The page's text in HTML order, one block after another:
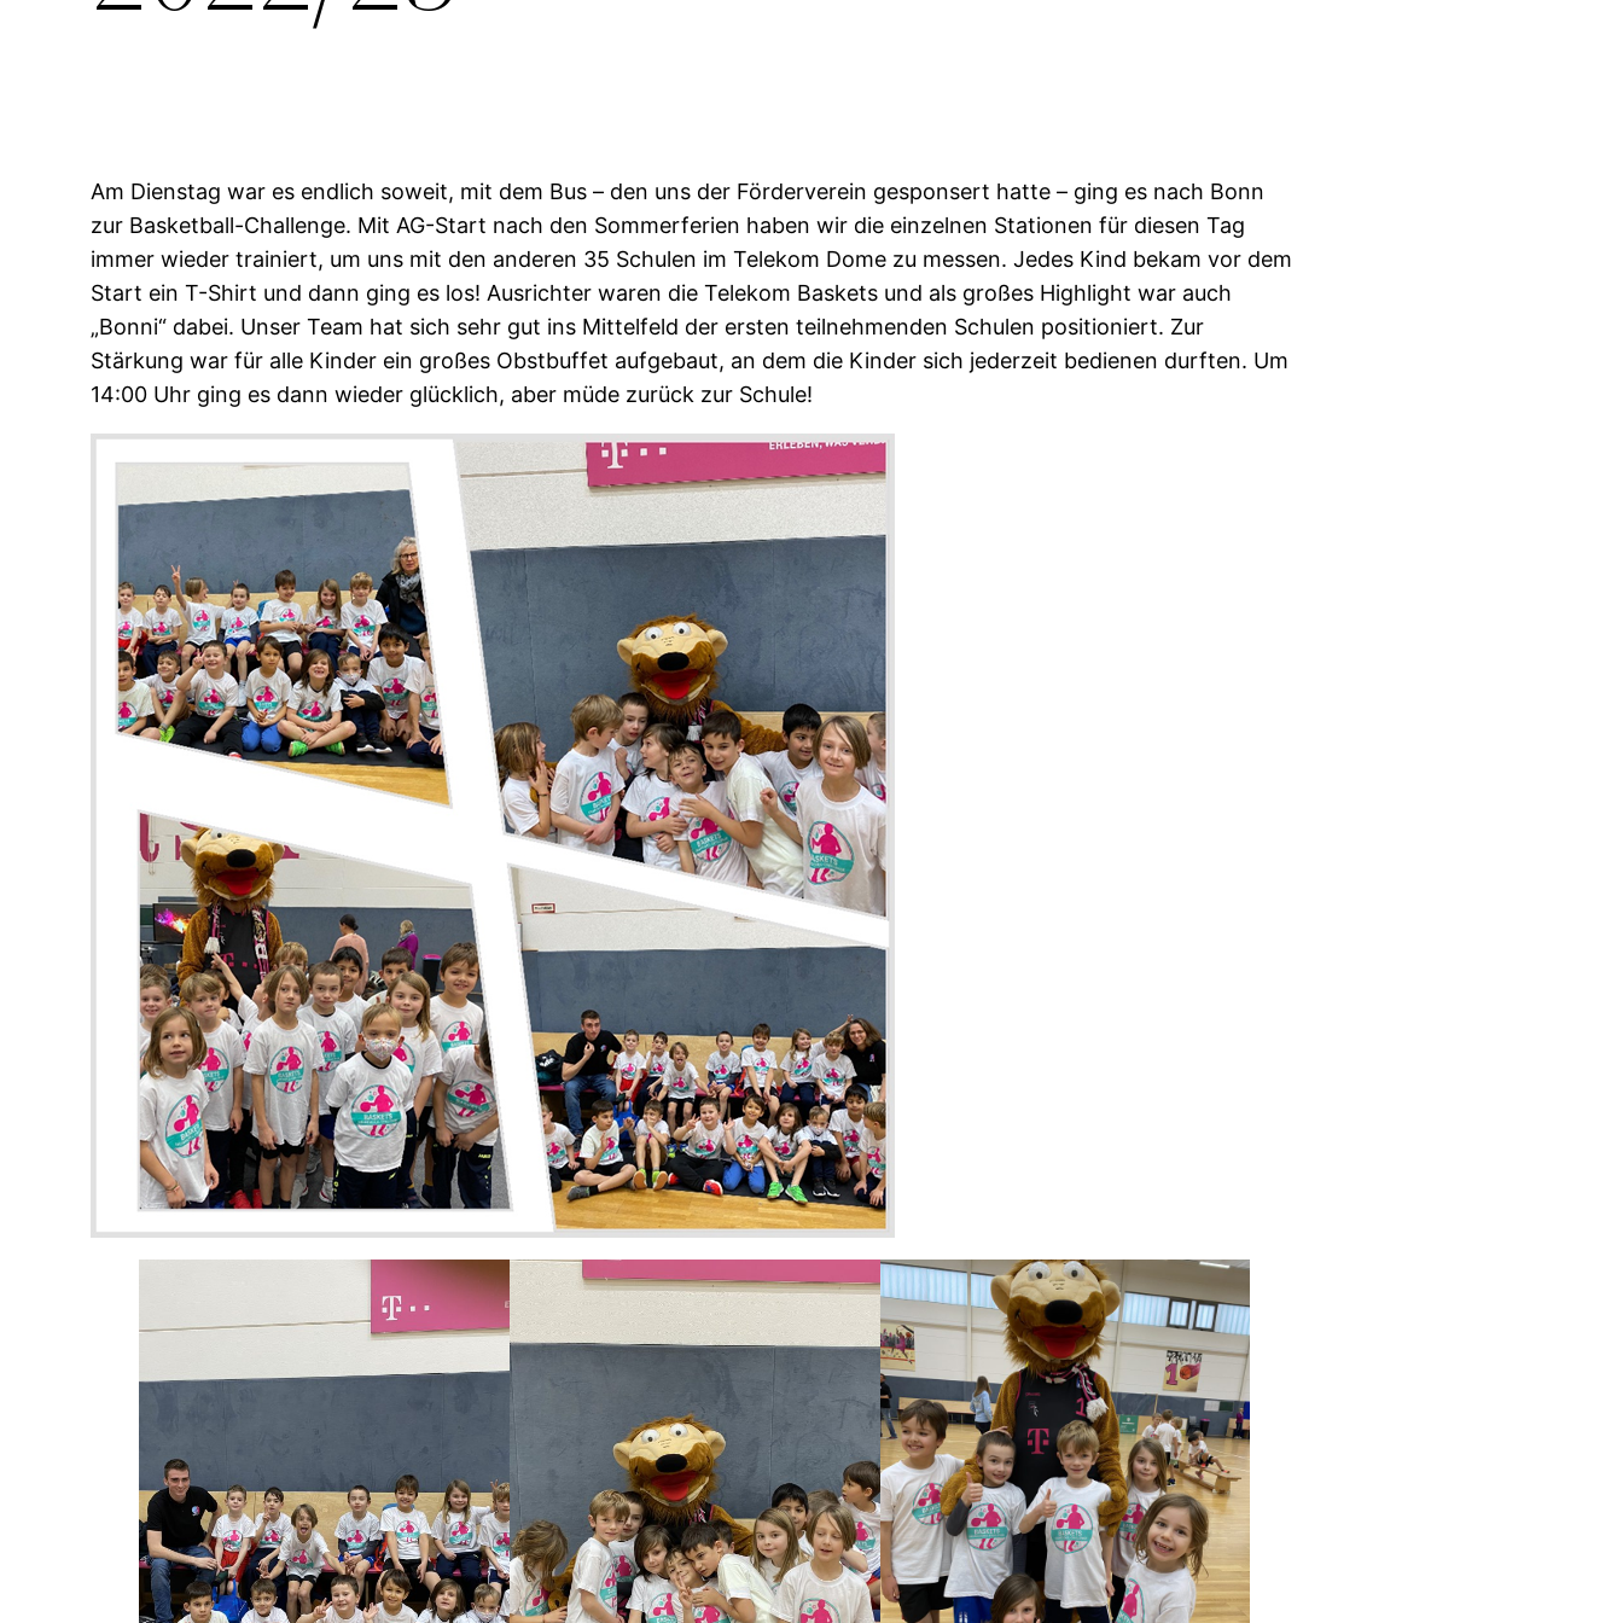
Am Dienstag war es endlich soweit, mit dem Bus – den uns der Förderverein gesponsert hatte – ging es nach Bonn
zur Basketball-Challenge. Mit AG-Start nach den Sommerferien haben wir die einzelnen Stationen für diesen Tag
immer wieder trainiert, um uns mit den anderen 35 Schulen im Telekom Dome zu messen. Jedes Kind bekam vor dem
Start ein T-Shirt und dann ging es los! Ausrichter waren die Telekom Baskets und als großes Highlight war auch
„Bonni“ dabei. Unser Team hat sich sehr gut ins Mittelfeld der ersten teilnehmenden Schulen positioniert. Zur
Stärkung war für alle Kinder ein großes Obstbuffet aufgebaut, an dem die Kinder sich jederzeit bedienen durften. Um
14:00 Uhr ging es dann wieder glücklich, aber müde zurück zur Schule!